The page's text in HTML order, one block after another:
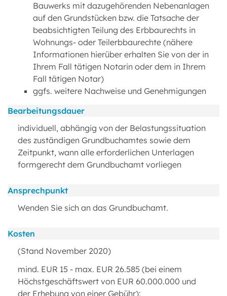
Bauwerks mit dazugehörenden Nebenanlagen
auf den Grundstücken bzw. die Tatsache der
beabsichtigten Teilung des Erbbaurechts in
Wohnungs- oder Teilerbbaurechte (nähere
Informationen hierüber erhalten Sie von der in
Ihrem Fall tätigen Notarin oder dem in Ihrem
Fall tätigen Notar)
ggfs. weitere Nachweise und Genehmigungen
Bearbeitungsdauer
individuell, abhängig von der Belastungssituation
des zuständigen Grundbuchamtes sowie dem
Zeitpunkt, wann alle erforderlichen Unterlagen
formgerecht dem Grundbuchamt vorliegen
Ansprechpunkt
Wenden Sie sich an das Grundbuchamt.
Kosten
(Stand November 2020)
mind. EUR 15 - max. EUR 26.585 (bei einem
Höchstgeschäftswert von EUR 60.000.000 und
der Erhebung von einer Gebühr):